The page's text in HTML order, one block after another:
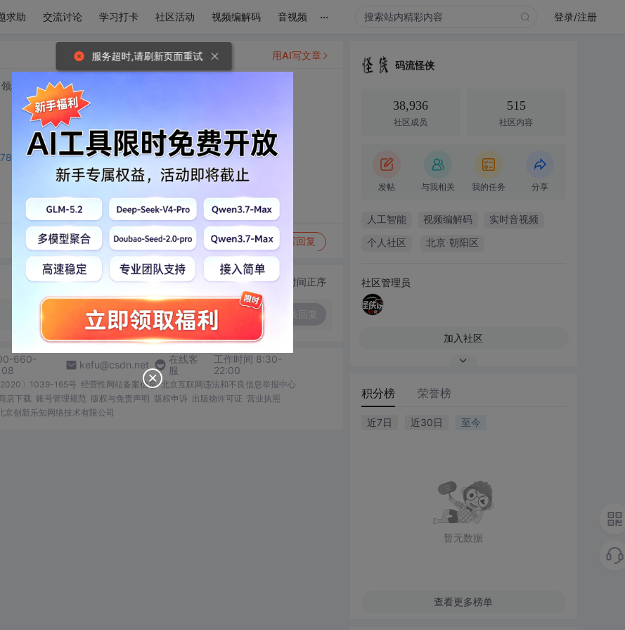
求助 交流讨论 学习打卡 社区活动 视频编解码 音视频 ... 登录/注册
领域专家: C/C++技术领域
转发到动态 举报 写回复
用AI写文章
切换为时间正序
660-
kefu@csdn.net
在线客
服
工作时间 8:30-
22:00
〕1039-165号 经营性网站备案信息 北京互联网违法和不良信息举报中心
店下载 账号管理规范 版权与免责声明 版权申诉 出版物许可证 营业执照
创新乐知网络技术有限公司
码流怪侠
38,936
社区成员
515
社区内容
发帖 与我相关 我的任务 分享
人工智能 视频编解码 实时音视频
个人社区 北京·朝阳区
社区管理员
加入社区
积分榜 荣誉榜
近7日 近30日 至今
暂无数据
查看更多榜单
服务超时,请刷新页面重试